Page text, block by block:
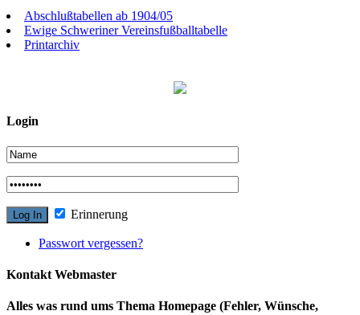
Abschlußtabellen ab 1904/05
Ewige Schweriner Vereinsfußballtabelle
Printarchiv
Login
Erinnerung
Passwort vergessen?
Kontakt Webmaster
Alles was rund ums Thema Homepage (Fehler, Wünsche,